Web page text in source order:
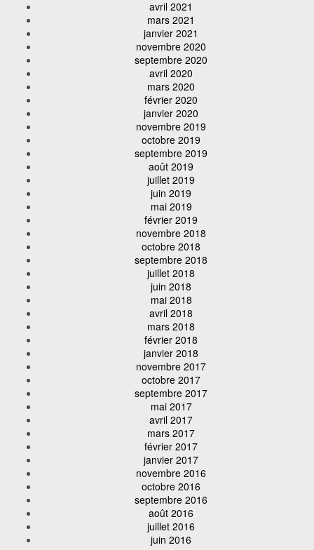
avril 2021
mars 2021
janvier 2021
novembre 2020
septembre 2020
avril 2020
mars 2020
février 2020
janvier 2020
novembre 2019
octobre 2019
septembre 2019
août 2019
juillet 2019
juin 2019
mai 2019
février 2019
novembre 2018
octobre 2018
septembre 2018
juillet 2018
juin 2018
mai 2018
avril 2018
mars 2018
février 2018
janvier 2018
novembre 2017
octobre 2017
septembre 2017
mai 2017
avril 2017
mars 2017
février 2017
janvier 2017
novembre 2016
octobre 2016
septembre 2016
août 2016
juillet 2016
juin 2016